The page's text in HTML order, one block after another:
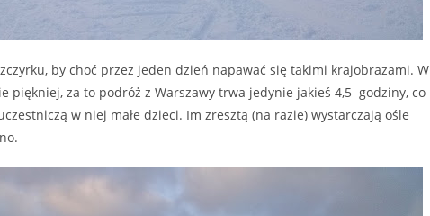
by choć przez jeden dzień napawać się takimi krajobrazami. W
piękniej, za to podróż z Warszawy trwa jedynie jakieś 4,5 godziny, co
w niej małe dzieci. Im zresztą (na razie) wystarczają ośle